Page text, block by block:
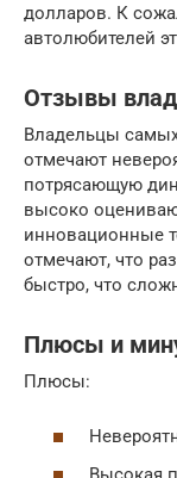
долларов. К
автолюбителей
Отзывы
Владельцы
отмечают
потрясающую
высоко
инновационные
отмечают, что
быстро, что
Плюсы и
Плюсы: